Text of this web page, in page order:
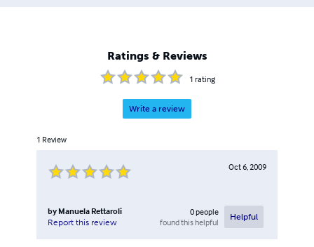
Ratings & Reviews
1 rating
Write a review
1 Review
Oct 6, 2009
by Manuela Rettaroli
Report this review
0people
found this helpful
Helpful